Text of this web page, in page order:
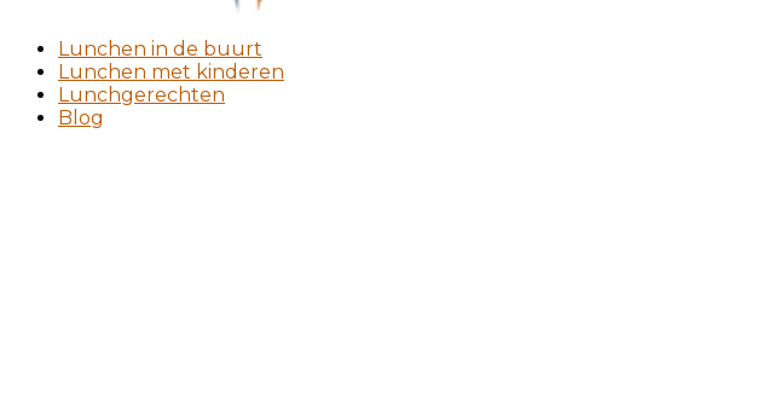
Lunchen in de buurt
Lunchen met kinderen
Lunchgerechten
Blog